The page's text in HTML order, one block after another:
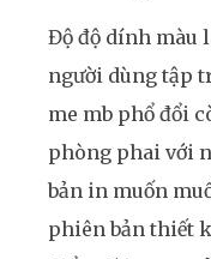
Độ độ dính màu
người dùng tập
me mb phổ đổi
phòng phai với
bản in muốn
phiên bản thiết